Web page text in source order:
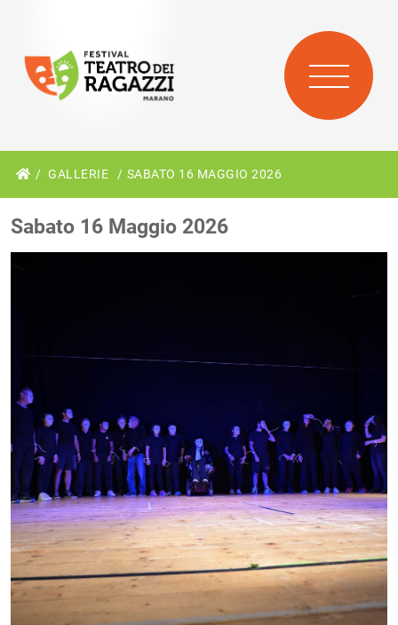
GALLERIE SABATO 16 MAGGIO 2026
Sabato 16 Maggio 2026